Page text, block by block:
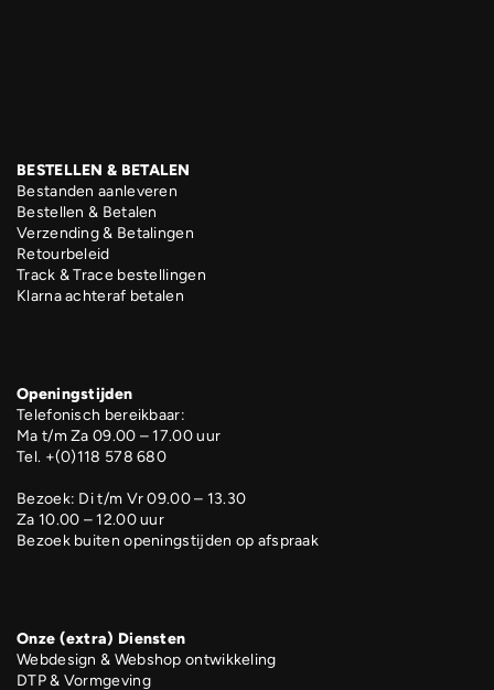
BESTELLEN & BETALEN
Bestanden aanleveren
Bestellen & Betalen
Verzending & Betalingen
Retourbeleid
Track & Trace bestellingen
Klarna achteraf betalen
Openingstijden
Telefonisch bereikbaar:
Ma t/m Za 09.00 – 17.00 uur
Tel. +(0)118 578 680
Bezoek: Di t/m Vr 09.00 – 13.30
Za 10.00 – 12.00 uur
Bezoek buiten openingstijden op afspraak
Onze (extra) Diensten
Webdesign & Webshop ontwikkeling
DTP & Vormgeving